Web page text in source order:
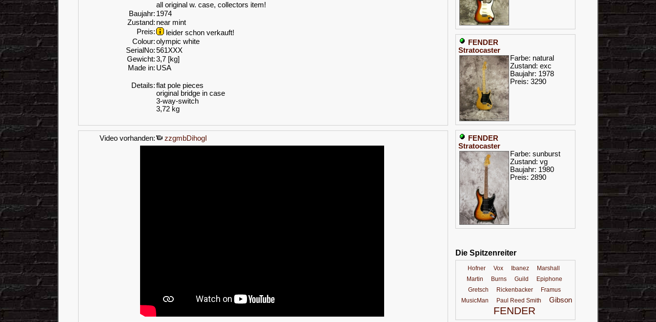
all original w. case, collectors item!
Baujahr: 1974
Zustand: near mint
Preis:
leider schon verkauft!
Colour:olympic white
SerialNo:561XXX
Gewicht:3,7 [kg]
Made in: USA
Details:flat pole pieces
original bridge in case
3-way-switch
3,72 kg
Video vorhanden: zzgmbDihogI
FENDER
Stratocaster
Farbe: natural
Zustand: exc
Baujahr: 1978
Preis: 3290
FENDER
Stratocaster
Farbe: sunburst
Zustand: vg
Baujahr: 1980
Preis: 2890
Die Spitzenreiter
Hofner Vox Ibanez
Marshall
Martin
Burns Guild
Epiphone
Gretsch
Rickenbacker
Framus
MusicMan
Paul Reed Smith Gibson
FENDER